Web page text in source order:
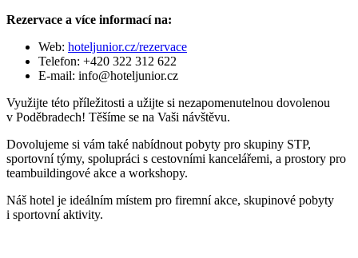
Rezervace a více informací na:
Web: hoteljunior.cz/rezervace
Telefon: +420 322 312 622
E-mail: info@hoteljunior.cz
Využijte této příležitosti a užijte si nezapomenutelnou dovolenou
v Poděbradech! Těšíme se na Vaši návštěvu.
Dovolujeme si vám také nabídnout pobyty pro skupiny STP,
sportovní týmy, spolupráci s cestovními kancelářemi, a prostory pro
teambuildingové akce a workshopy.
Náš hotel je ideálním místem pro firemní akce, skupinové pobyty
i sportovní aktivity.